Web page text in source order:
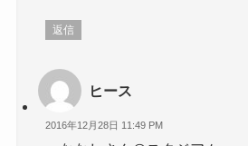
返信
ヒース
2016年12月28日 11:49 PM